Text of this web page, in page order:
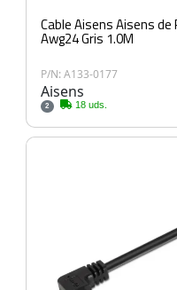
Cable Aisens Aisens de
Awg24 Gris 1.0M
P/N: A133-0177
Aisens
2 18 uds.